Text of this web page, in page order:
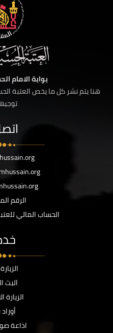
بوابة الامام
هنا يتم نشر كل ما يخص العتبة
الرقم
الحساب المالي
البث
الزيارة
اذاعة